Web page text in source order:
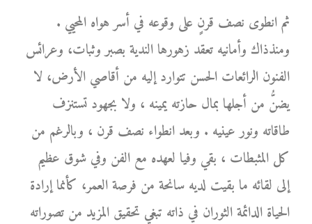
ثم انطوى نصف قرنٍ على وقوعه في أسر هواه المحيي .
ومنذذاك وأمانيه تعقد زهورها الندية بصبر وثبات، وعرائس
الفنون الرائعات الحسن تتوارد إليه من أقاصي الأرض، لا
يضنُّ من أجلها بمال حازته يمينه ، ولا بجهود تستنزف
طاقاته ونور عينيه . وبعد انطواء نصف قرن ، وبالرغم من
كل المثبطات ، بقي وفيا لعهده مع الفن وفي شوق عظيم
إلى لقائه ما بقيت لديه سانحة من فرصة العمر، كأنما إرادة
الحياة الدائمة الثوران في ذاته تبغي تحقيق المزيد من تصوراته